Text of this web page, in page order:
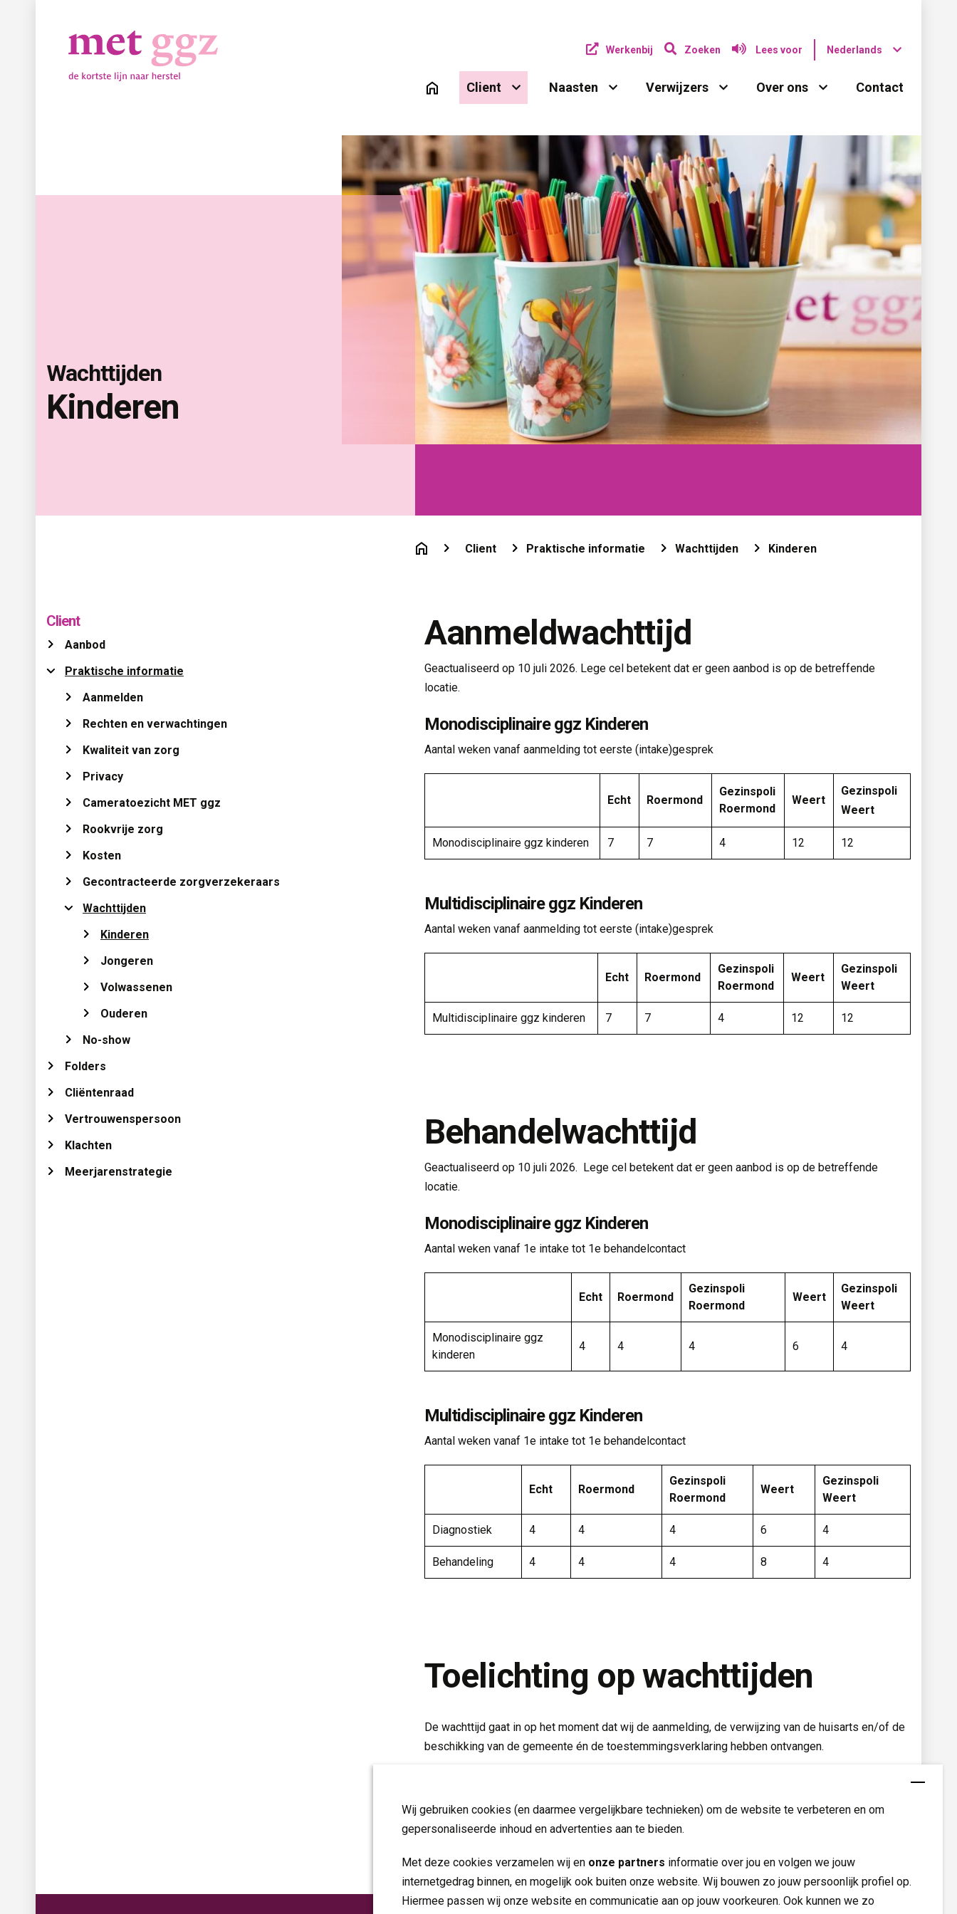
Wij gebruiken cookies (en daarmee vergelijkbare technieken) om de website te verbeteren en om
gepersonaliseerde inhoud en advertenties aan te bieden.
Met deze cookies verzamelen wij en onze partners informatie over jou en volgen we jouw
internetgedrag binnen, en mogelijk ook buiten onze website. Wij bouwen zo jouw persoonlijk profiel op.
Hiermee passen wij onze website en communicatie aan op jouw voorkeuren. Ook kunnen we zo
Werkenbij Zoeken Lees voor Nederlands
Client Naasten Verwijzers Over ons Contact
Wachttijden
Kinderen
Client Praktische informatie Wachttijden Kinderen
Client
Aanbod
Praktische informatie
Aanmelden
Rechten en verwachtingen
Kwaliteit van zorg
Privacy
Cameratoezicht MET ggz
Rookvrije zorg
Kosten
Gecontracteerde zorgverzekeraars
Wachttijden
Kinderen
Jongeren
Volwassenen
Ouderen
No-show
Folders
Cliëntenraad
Vertrouwenspersoon
Klachten
Meerjarenstrategie
Aanmeldwachttijd
Geactualiseerd op 10 juli 2026. Lege cel betekent dat er geen aanbod is op de betreffende
locatie.
Monodisciplinaire ggz Kinderen
Aantal weken vanaf aanmelding tot eerste (intake)gesprek
Echt Roermond
Gezinspoli
Roermond
Weert
Gezinspoli
Weert
Monodisciplinaire ggz kinderen 7 7 4 12 12
Multidisciplinaire ggz Kinderen
Aantal weken vanaf aanmelding tot eerste (intake)gesprek
Echt Roermond
Gezinspoli
Roermond
Weert
Gezinspoli
Weert
Multidisciplinaire ggz kinderen 7 7 4 12 12
Behandelwachttijd
Geactualiseerd op 10 juli 2026. Lege cel betekent dat er geen aanbod is op de betreffende
locatie.
Monodisciplinaire ggz Kinderen
Aantal weken vanaf 1e intake tot 1e behandelcontact
Echt Roermond
Gezinspoli
Roermond
Weert
Gezinspoli
Weert
Monodisciplinaire ggz
kinderen
4 4 4 6 4
Multidisciplinaire ggz Kinderen
Aantal weken vanaf 1e intake tot 1e behandelcontact
Echt Roermond
Gezinspoli
Roermond
Weert
Gezinspoli
Weert
Diagnostiek 4 4 4 6 4
Behandeling 4 4 4 8 4
Toelichting op wachttijden
De wachttijd gaat in op het moment dat wij de aanmelding, de verwijzing van de huisarts en/of de
beschikking van de gemeente én de toestemmingsverklaring hebben ontvangen.